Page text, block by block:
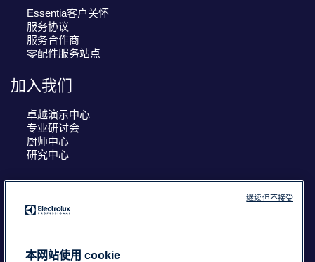
Essentia客户关怀
服务协议
服务合作商
零配件服务站点
加入我们
卓越演示中心
专业研讨会
厨师中心
研究中心
您的选择： 中国
本网站使用 cookie
继续但不接受